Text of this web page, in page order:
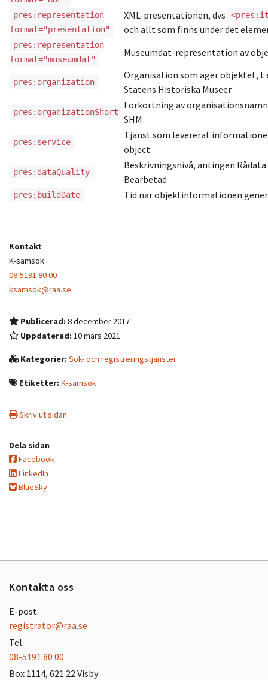
pres:representation
format="presentation"
XML-presentationen, dvs
och allt som finns under det
pres:representation
format="museumdat"
Museumdat-representation av
pres:organization
Organisation som äger objektet, t
Statens Historiska Museer
pres:organizationShort
Förkortning av
SHM
pres:service
Tjänst som levererat
object
pres:dataQuality
Beskrivningsnivå, antingen
Bearbetad
pres:buildDate Tid när objektinformationen
Kontakt
K-samsök
08-5191 80 00
ksamsok@raa.se
Publicerad:8 december 2017
Uppdaterad: 10 mars 2021
Kategorier:Sök- och registreringstjänster
Etiketter:K-samsök
Skriv ut sidan
Dela sidan
Facebook
LinkedIn
BlueSky
Kontakta oss
E-post:
registrator@raa.se
Tel:
08-5191 80 00
Box 1114, 621 22 Visby